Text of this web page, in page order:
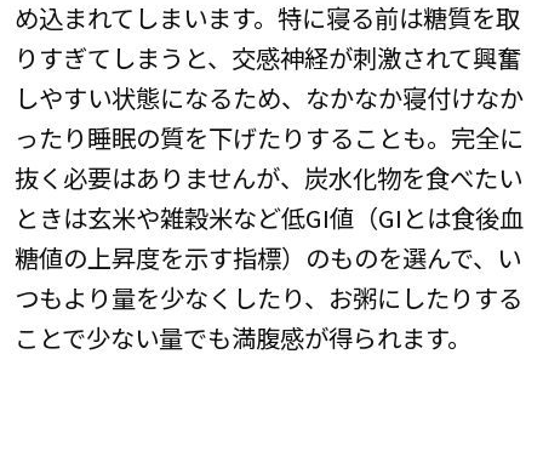
め込まれてしまいます。特に寝る前は糖質を取
りすぎてしまうと、交感神経が刺激されて興奮
しやすい状態になるため、なかなか寝付けなか
ったり睡眠の質を下げたりすることも。完全に
抜く必要はありませんが、炭水化物を食べたい
ときは玄米や雑穀米など低GI値（GIとは食後血
糖値の上昇度を示す指標）のものを選んで、い
つもより量を少なくしたり、お粥にしたりする
ことで少ない量でも満腹感が得られます。